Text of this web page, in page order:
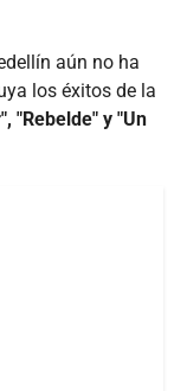
aún no ha
los éxitos de la
"Rebelde" y "Un